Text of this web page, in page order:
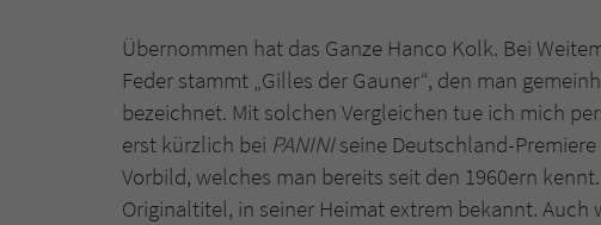
Übernommen hat das Ganze Hanco Kolk. Bei
Feder stammt „Gilles der Gauner“, den man
bezeichnet. Mit solchen Vergleichen tue ich mich
erst kürzlich bei PANINIseine Deutschland-
Vorbild, welches man bereits seit den 1960ern
Originaltitel, in seiner Heimat extrem bekannt. Auch